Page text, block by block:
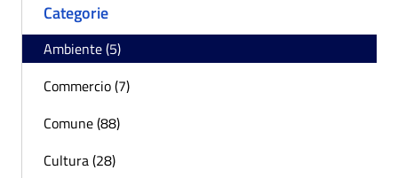
Categorie
Ambiente (5)
Commercio (7)
Comune (88)
Cultura (28)